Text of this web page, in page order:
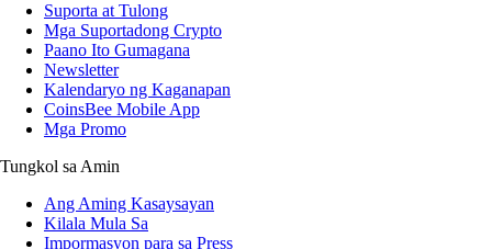
Suporta at Tulong
Mga Suportadong Crypto
Paano Ito Gumagana
Newsletter
Kalendaryo ng Kaganapan
CoinsBee Mobile App
Mga Promo
Tungkol sa Amin
Ang Aming Kasaysayan
Kilala Mula Sa
Impormasyon para sa Press